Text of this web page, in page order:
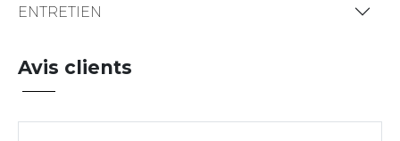
ENTRETIEN
Avis clients